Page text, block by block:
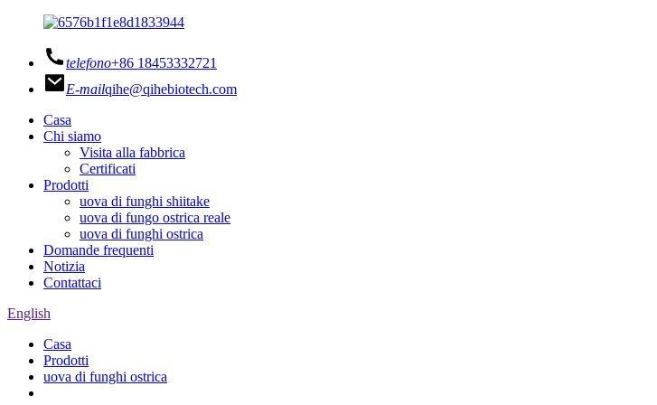
telefono+86 18453332721
E-mailqihe@qihebiotech.com
Casa
Chi siamo
Visita alla fabbrica
Certificati
Prodotti
uova di funghi shiitake
uova di fungo ostrica reale
uova di funghi ostrica
Domande frequenti
Notizia
Contattaci
English
Casa
Prodotti
uova di funghi ostrica